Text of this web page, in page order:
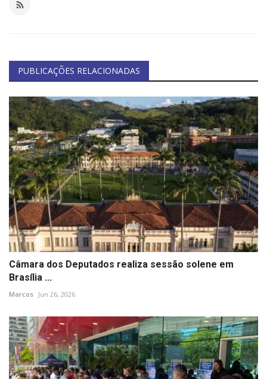
PUBLICAÇÕES RELACIONADAS
Câmara dos Deputados realiza sessão solene em
Brasília ...
Marcos Jun 26, 2026